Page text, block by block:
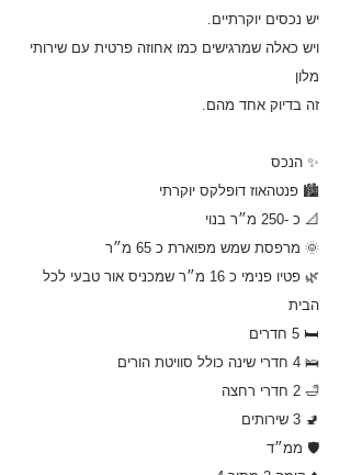
יש נכסים יוקרתיים.
ויש כאלה שמרגישים כמו אחוזה פרטית עם שירותי
מלון
זה בדיוק אחד מהם.
✨ הנכס
🏙️ פנטהאוז דופלקס יוקרתי
📐 כ -250 מ״ר בנוי
🌞 מרפסת שמש מפוארת כ 65 מ״ר
🌿 פטיו פנימי כ 16 מ״ר שמכניס אור טבעי לכל
הבית
🛏️ 5 חדרים
🛌 4 חדרי שינה כולל סוויטת הורים
🛁 2 חדרי רחצה
🚽 3 שירותים
🛡️ ממ״ד